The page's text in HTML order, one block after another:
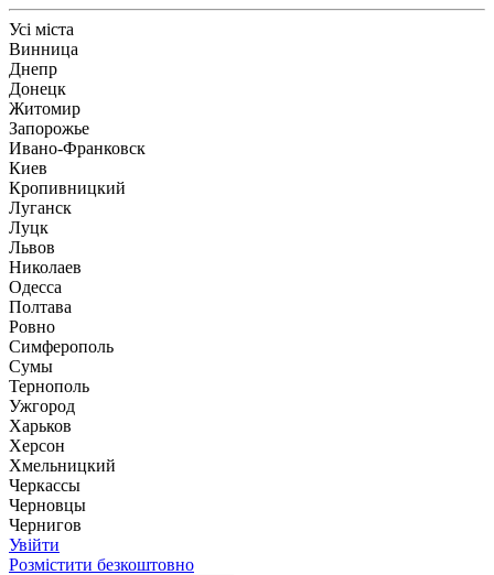
Усі міста
Винница
Днепр
Донецк
Житомир
Запорожье
Ивано-Франковск
Киев
Кропивницкий
Луганск
Луцк
Львов
Николаев
Одесса
Полтава
Ровно
Симферополь
Сумы
Тернополь
Ужгород
Харьков
Херсон
Хмельницкий
Черкассы
Чернoвцы
Чернигов
Увійти
Розмістити безкоштовно